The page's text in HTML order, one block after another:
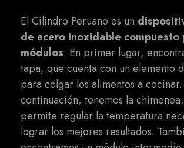
El Cilindro Peruano es un
de acero inoxidable compuesto
módulos. En primer lugar,
tapa, que cuenta con un elemento
para colgar los alimentos a
continuación, tenemos la
permite regular la temperatura
lograr los mejores resultados.